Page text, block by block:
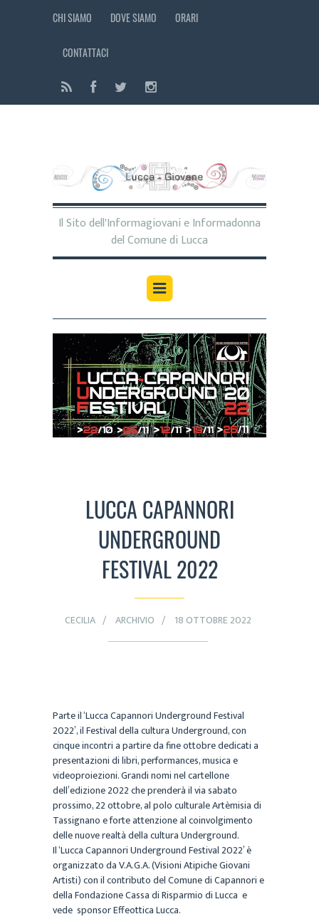
CHI SIAMO DOVE SIAMO ORARI
CONTATTACI
Il Sito dell'Informagiovani e Informadonna
del Comune di Lucca
LUCCA CAPANNORI
UNDERGROUND
FESTIVAL 2022
CECILIA ARCHIVIO 18 OTTOBRE 2022
Parte il ‘Lucca Capannori Underground Festival
2022’, il Festival della cultura Underground, con
cinque incontri a partire da fine ottobre dedicati a
presentazioni di libri, performances, musica e
videoproiezioni. Grandi nomi nel cartellone
dell’edizione 2022 che prenderà il via sabato
prossimo, 22 ottobre, al polo culturale Artèmisia di
Tassignano e forte attenzione al coinvolgimento
delle nuove realtà della cultura Underground.
Il ‘Lucca Capannori Underground Festival 2022’ è
organizzato da V.A.G.A. (Visioni Atipiche Giovani
Artisti) con il contributo del Comune di Capannori e
della Fondazione Cassa di Risparmio di Lucca e
vede sponsor Effeottica Lucca.